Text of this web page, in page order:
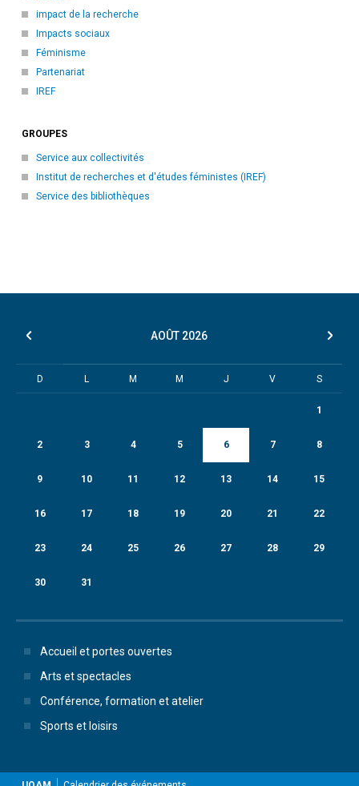
impact de la recherche
Impacts sociaux
Féminisme
Partenariat
IREF
GROUPES
Service aux collectivités
Institut de recherches et d'études féministes (IREF)
Service des bibliothèques
AOÛT 2026
D L M M J V S
1
2 3 4 5 6 7 8
9 10 11 12 13 14 15
16 17 18 19 20 21 22
23 24 25 26 27 28 29
30 31
Accueil et portes ouvertes
Arts et spectacles
Conférence, formation et atelier
Sports et loisirs